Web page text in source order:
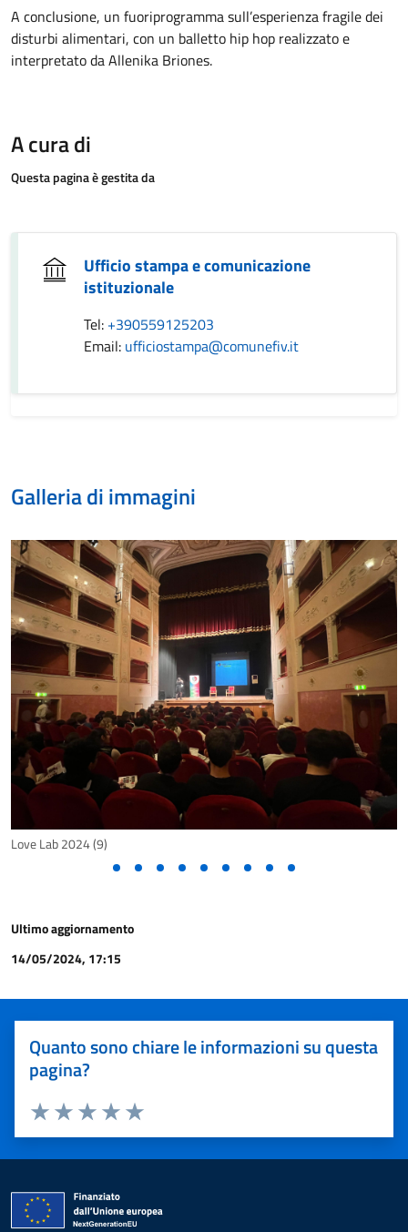
A conclusione, un fuoriprogramma sull’esperienza fragile dei
disturbi alimentari, con un balletto hip hop realizzato e
interpretato da Allenika Briones.
A cura di
Questa pagina è gestita da
Ufficio stampa e comunicazione
istituzionale
Tel: +390559125203
Email: ufficiostampa@comunefiv.it
Galleria di immagini
Love Lab 2024 (9)
Ultimo aggiornamento
14/05/2024, 17:15
Quanto sono chiare le informazioni su questa
pagina?
Valuta 5 stelle su 5
Valuta 4 stelle su 5
Valuta 3 stelle su 5
Valuta 2 stelle su 5
Valuta 1 stelle su 5